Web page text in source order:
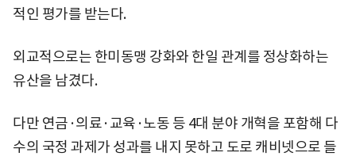
적인 평가를 받는다.
외교적으로는 한미동맹 강화와 한일 관계를 정상화하는
유산을 남겼다.
다만 연금·의료·교육·노동 등 4대 분야 개혁을 포함해 다
수의 국정 과제가 성과를 내지 못하고 도로 캐비넷으로 들